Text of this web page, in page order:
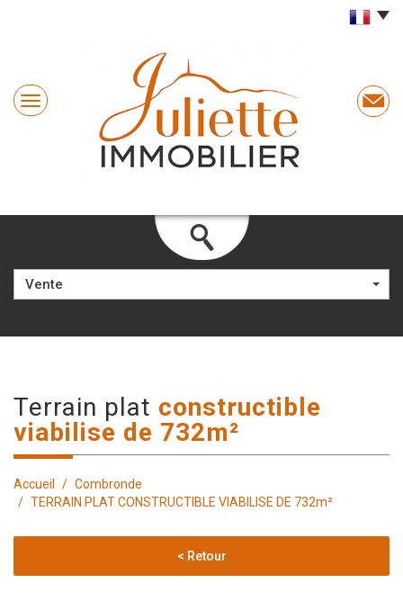
Vente
terrain plat constructible
viabilise de 732m²
Accueil
Combronde
TERRAIN PLAT CONSTRUCTIBLE VIABILISE DE 732m²
< Retour